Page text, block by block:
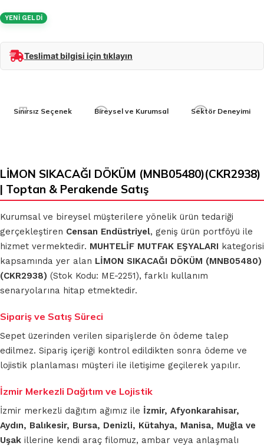
YENİ GELDİ
Teslimat bilgisi için tıklayın
Sınırsız Seçenek Bireysel ve Kurumsal Sektör Deneyimi
LİMON SIKACAĞI DÖKÜM (MNB05480)(CKR2938)
| Toptan & Perakende Satış
Kurumsal ve bireysel müşterilere yönelik ürün tedariği
gerçekleştiren Censan Endüstriyel, geniş ürün portföyü ile
hizmet vermektedir. MUHTELİF MUTFAK EŞYALARI kategorisi
kapsamında yer alan LİMON SIKACAĞI DÖKÜM (MNB05480)
(CKR2938) (Stok Kodu: ME-2251), farklı kullanım
senaryolarına hitap etmektedir.
Sipariş ve Satış Süreci
Sepet üzerinden verilen siparişlerde ön ödeme talep
edilmez. Sipariş içeriği kontrol edildikten sonra ödeme ve
lojistik planlaması müşteri ile iletişime geçilerek yapılır.
İzmir Merkezli Dağıtım ve Lojistik
İzmir merkezli dağıtım ağımız ile İzmir, Afyonkarahisar,
Aydın, Balıkesir, Bursa, Denizli, Kütahya, Manisa, Muğla ve
Uşak illerine kendi araç filomuz, ambar veya anlaşmalı